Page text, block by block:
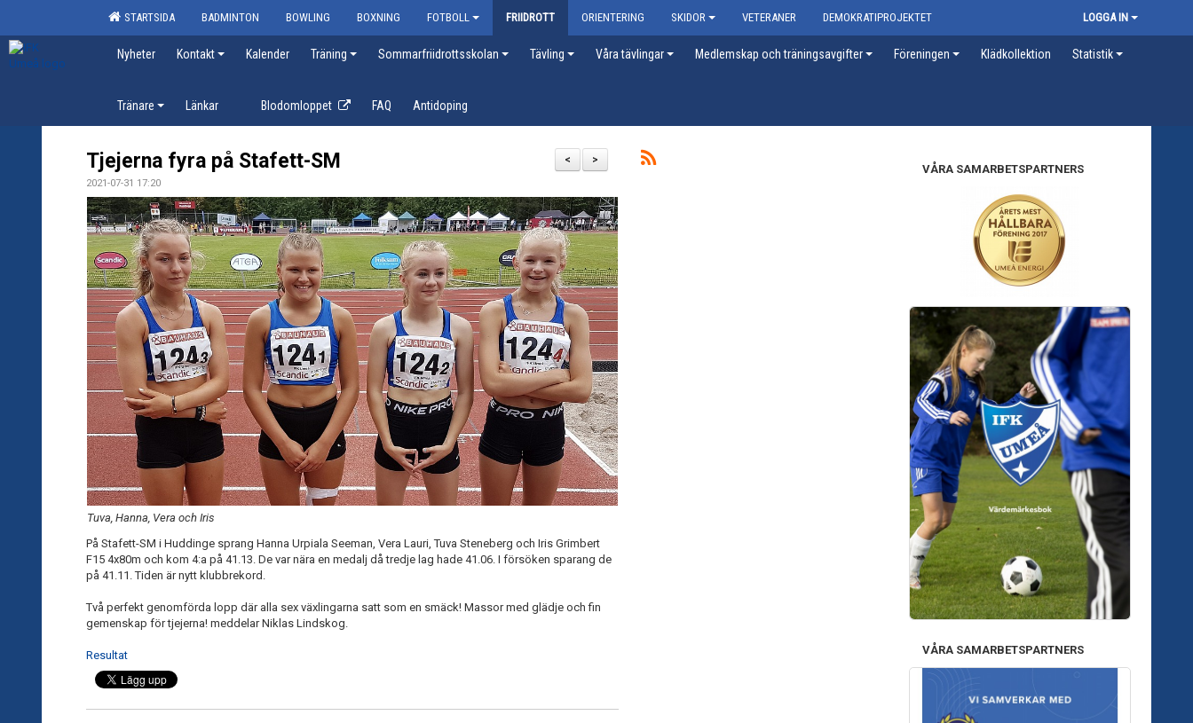
STARTSIDA BADMINTON BOWLING BOXNING FOTBOLL FRIIDROTT ORIENTERING SKIDOR VETERANER DEMOKRATIPROJEKTET LOGGA IN
Nyheter Kontakt Kalender Träning Sommarfriidrottsskolan Tävling Våra tävlingar Medlemskap och träningsavgifter Föreningen Klädkollektion Statistik
Tränare Länkar Blodomloppet FAQ Antidoping
>
<
Tjejerna fyra på Stafett-SM
2021-07-31 17:20
Tuva, Hanna, Vera och Iris
På Stafett-SM i Huddinge sprang Hanna Urpiala Seeman, Vera Lauri, Tuva Steneberg och Iris Grimbert
F15 4x80m och kom 4:a på 41.13. De var nära en medalj då tredje lag hade 41.06. I försöken sparang de
på 41.11. Tiden är nytt klubbrekord.
Två perfekt genomförda lopp där alla sex växlingarna satt som en smäck! Massor med glädje och fin
gemenskap för tjejerna! meddelar Niklas Lindskog.
Resultat
VÅRA SAMARBETSPARTNERS
VÅRA SAMARBETSPARTNERS